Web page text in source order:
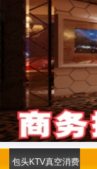
包头KTV真空消费